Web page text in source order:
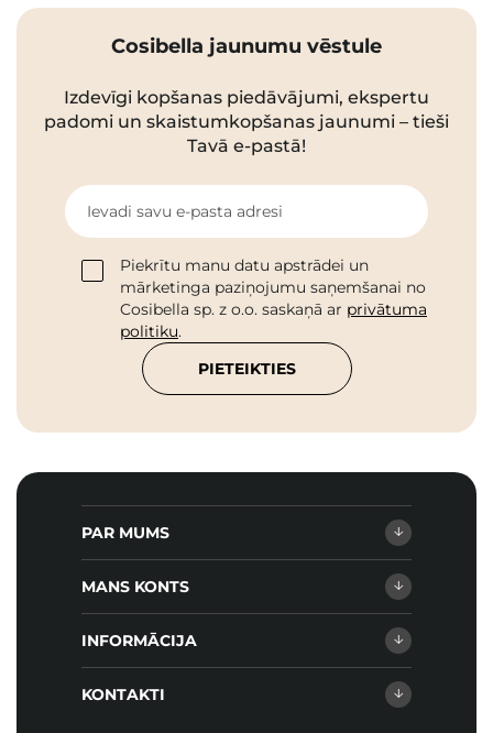
Cosibella jaunumu vēstule
Izdevīgi kopšanas piedāvājumi, ekspertu
padomi un skaistumkopšanas jaunumi – tieši
Tavā e-pastā!
Ievadi savu e-pasta adresi
Piekrītu manu datu apstrādei un
mārketinga paziņojumu saņemšanai no
Cosibella sp. z o.o. saskaņā ar privātuma
politiku.
PIETEIKTIES
PAR MUMS
MANS KONTS
INFORMĀCIJA
KONTAKTI